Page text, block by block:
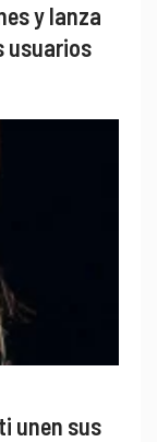
y lanza
usuarios
unen sus